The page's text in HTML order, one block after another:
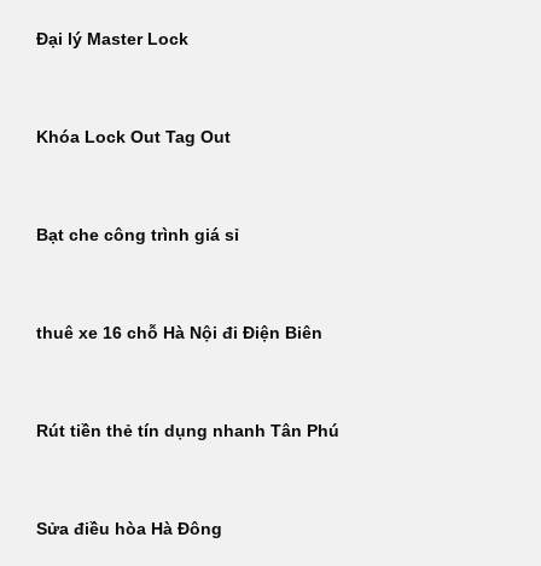
Đại lý Master Lock
Khóa Lock Out Tag Out
Bạt che công trình giá sỉ
thuê xe 16 chỗ Hà Nội đi Điện Biên
Rút tiền thẻ tín dụng nhanh Tân Phú
Sửa điều hòa Hà Đông